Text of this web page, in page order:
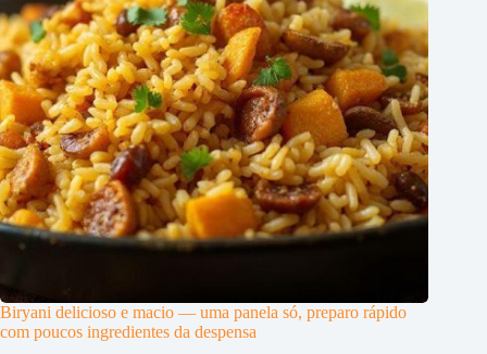
Biryani delicioso e macio — uma panela só, preparo rápido
com poucos ingredientes da despensa